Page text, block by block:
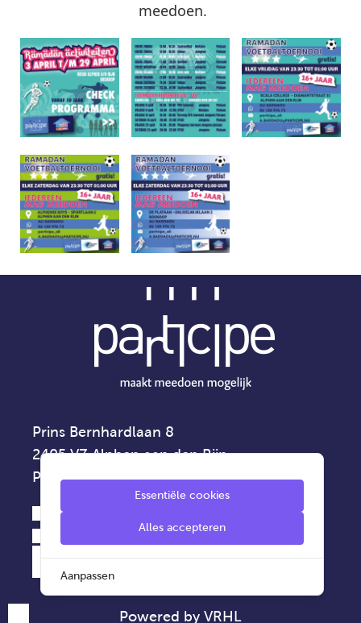
meedoen.
Prins Bernhardlaan 8
2405 VZ Alphen aan den Rijn
Privacyverklaring
0172 - 42 75 00
info@participe.nu
Powered by VRHL
Essentiële cookies
Alles accepteren
Aanpassen